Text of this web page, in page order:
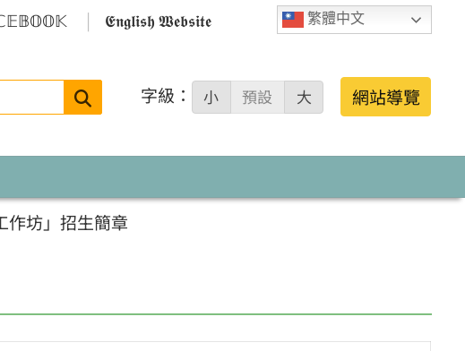
繁體中文
𝕰𝖓𝖌𝖑𝖎𝖘𝖍 𝖂𝖊𝖇𝖘𝖎𝖙𝖊
搜
字級： 小 預設 大 網站導覽
作坊」招生簡章